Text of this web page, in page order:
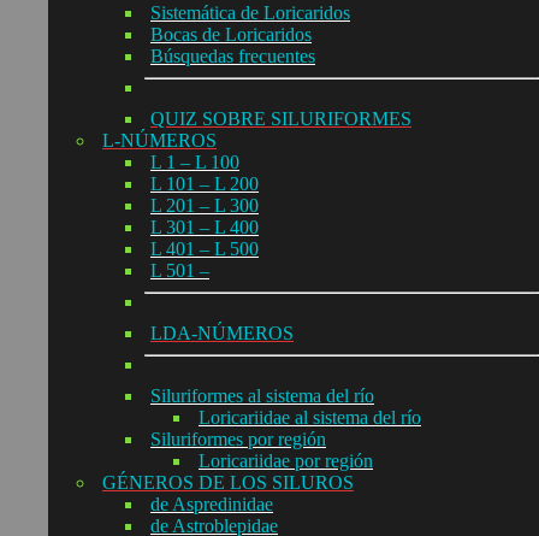
Sistemática de Loricaridos
Bocas de Loricaridos
Búsquedas frecuentes
QUIZ SOBRE SILURIFORMES
L-NÚMEROS
L 1 – L 100
L 101 – L 200
L 201 – L 300
L 301 – L 400
L 401 – L 500
L 501 –
LDA-NÚMEROS
Siluriformes al sistema del río
Loricariidae al sistema del río
Siluriformes por región
Loricariidae por región
GÉNEROS DE LOS SILUROS
de Aspredinidae
de Astroblepidae